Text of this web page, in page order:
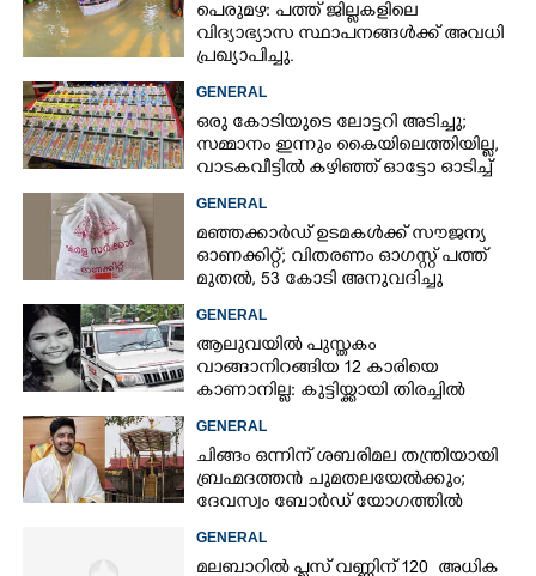
പെരുമഴ: പത്ത് ജില്ലകളിലെ
വിദ്യാഭ്യാസ സ്ഥാപനങ്ങൾക്ക് അവധി
പ്രഖ്യാപിച്ചു.
GENERAL
ഒരു കോടിയുടെ ലോട്ടറി അടിച്ചു;
സമ്മാനം ഇന്നും കൈയിലെത്തിയില്ല,
വാടകവീട്ടിൽ കഴിഞ്ഞ് ഓട്ടോ ഓടിച്ച്
73കാരൻ
GENERAL
മഞ്ഞക്കാർഡ് ഉടമകൾക്ക് സൗജന്യ
ഓണക്കിറ്റ്; വിതരണം ഓഗസ്റ്റ് പത്ത്
മുതൽ, 53 കോടി അനുവദിച്ചു
GENERAL
ആലുവയിൽ പുസ്തകം
വാങ്ങാനിറങ്ങിയ 12 കാരിയെ
കാണാനില്ല: കുട്ടിയ്ക്കായി തിരച്ചിൽ
GENERAL
ചിങ്ങം ഒന്നിന് ശബരിമല തന്ത്രിയായി
ബ്രഹ്മദത്തൻ ചുമതലയേൽക്കും;
ദേവസ്വം ബോർഡ് യോഗത്തിൽ
തീരുമാനം
GENERAL
മലബാറിൽ പ്ലസ് വണ്ണിന് 120 അധിക